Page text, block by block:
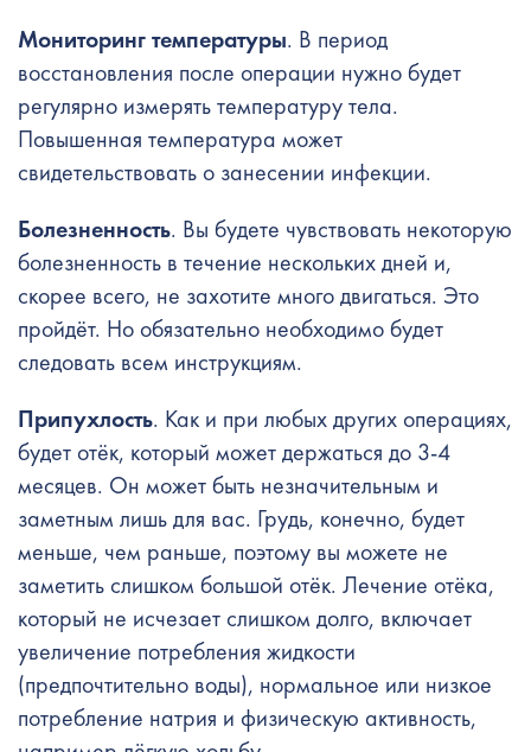
Мониторинг температуры. В период
восстановления после операции нужно будет
регулярно измерять температуру тела.
Повышенная температура может
свидетельствовать о занесении инфекции.
Болезненность. Вы будете чувствовать некоторую
болезненность в течение нескольких дней и,
скорее всего, не захотите много двигаться. Это
пройдёт. Но обязательно необходимо будет
следовать всем инструкциям.
Припухлость. Как и при любых других операциях,
будет отёк, который может держаться до 3-4
месяцев. Он может быть незначительным и
заметным лишь для вас. Грудь, конечно, будет
меньше, чем раньше, поэтому вы можете не
заметить слишком большой отёк. Лечение отёка,
который не исчезает слишком долго, включает
увеличение потребления жидкости
(предпочтительно воды), нормальное или низкое
потребление натрия и физическую активность,